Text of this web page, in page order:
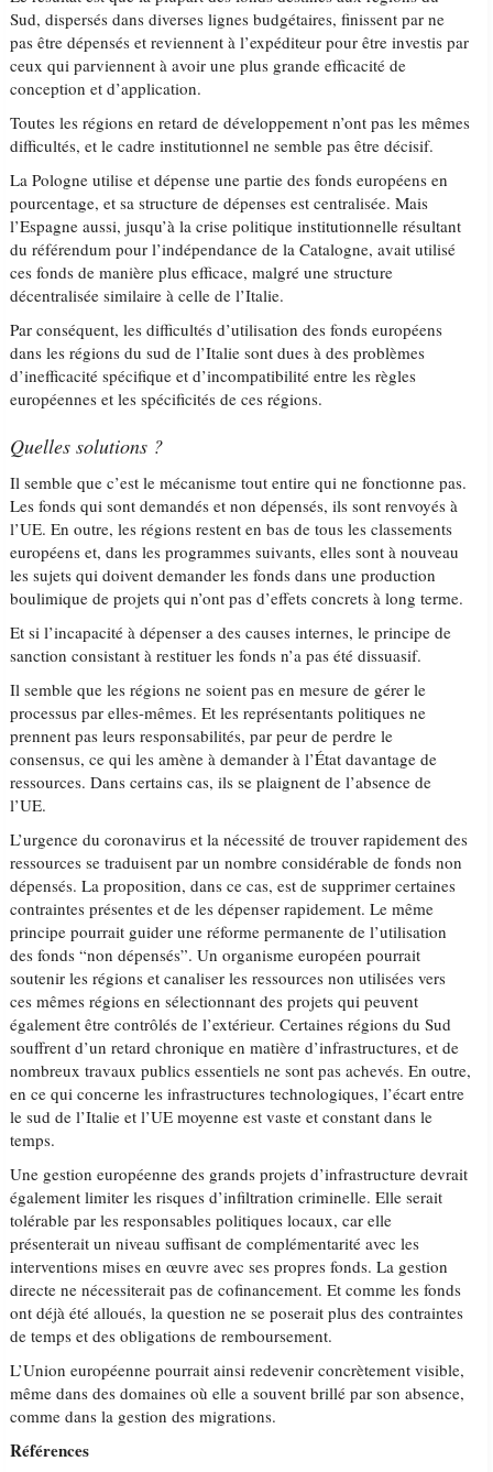
Sud, dispersés dans diverses lignes budgétaires, finissent par ne
pas être dépensés et reviennent à l’expéditeur pour être investis par
ceux qui parviennent à avoir une plus grande efficacité de
conception et d’application.
Toutes les régions en retard de développement n’ont pas les mêmes
difficultés, et le cadre institutionnel ne semble pas être décisif.
La Pologne utilise et dépense une partie des fonds européens en
pourcentage, et sa structure de dépenses est centralisée. Mais
l’Espagne aussi, jusqu’à la crise politique institutionnelle résultant
du référendum pour l’indépendance de la Catalogne, avait utilisé
ces fonds de manière plus efficace, malgré une structure
décentralisée similaire à celle de l’Italie.
Par conséquent, les difficultés d’utilisation des fonds européens
dans les régions du sud de l’Italie sont dues à des problèmes
d’inefficacité spécifique et d’incompatibilité entre les règles
européennes et les spécificités de ces régions.
Quelles solutions ?
Il semble que c’est le mécanisme tout entire qui ne fonctionne pas.
Les fonds qui sont demandés et non dépensés, ils sont renvoyés à
l’UE. En outre, les régions restent en bas de tous les classements
européens et, dans les programmes suivants, elles sont à nouveau
les sujets qui doivent demander les fonds dans une production
boulimique de projets qui n’ont pas d’effets concrets à long terme.
Et si l’incapacité à dépenser a des causes internes, le principe de
sanction consistant à restituer les fonds n’a pas été dissuasif.
Il semble que les régions ne soient pas en mesure de gérer le
processus par elles-mêmes. Et les représentants politiques ne
prennent pas leurs responsabilités, par peur de perdre le
consensus, ce qui les amène à demander à l’État davantage de
ressources. Dans certains cas, ils se plaignent de l’absence de
l’UE.
L’urgence du coronavirus et la nécessité de trouver rapidement des
ressources se traduisent par un nombre considérable de fonds non
dépensés. La proposition, dans ce cas, est de supprimer certaines
contraintes présentes et de les dépenser rapidement. Le même
principe pourrait guider une réforme permanente de l’utilisation
des fonds “non dépensés”. Un organisme européen pourrait
soutenir les régions et canaliser les ressources non utilisées vers
ces mêmes régions en sélectionnant des projets qui peuvent
également être contrôlés de l’extérieur. Certaines régions du Sud
souffrent d’un retard chronique en matière d’infrastructures, et de
nombreux travaux publics essentiels ne sont pas achevés. En outre,
en ce qui concerne les infrastructures technologiques, l’écart entre
le sud de l’Italie et l’UE moyenne est vaste et constant dans le
temps.
Une gestion européenne des grands projets d’infrastructure devrait
également limiter les risques d’infiltration criminelle. Elle serait
tolérable par les responsables politiques locaux, car elle
présenterait un niveau suffisant de complémentarité avec les
interventions mises en œuvre avec ses propres fonds. La gestion
directe ne nécessiterait pas de cofinancement. Et comme les fonds
ont déjà été alloués, la question ne se poserait plus des contraintes
de temps et des obligations de remboursement.
L’Union européenne pourrait ainsi redevenir concrètement visible,
même dans des domaines où elle a souvent brillé par son absence,
comme dans la gestion des migrations.
Références